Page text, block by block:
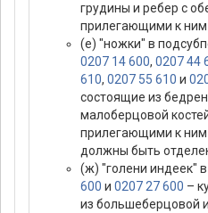
грудины и ребер с
прилегающими к
(е) "ножки" в
0207 14 600, 0207 44
610, 0207 55 610 и
состоящие из
малоберцовой
прилегающими к
должны быть
(ж) "голени индеек"
600 и 0207 27 600 –
из большеберцовой